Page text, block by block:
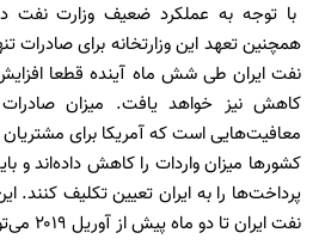
با توجه به عملکرد ضعیف وزارت
همچنین تعهد این وزارتخانه برای صادرات
نفت ایران طی شش ماه آینده قطعا
کاهش نیز خواهد یافت. میزان
معافیت‌هایی است که آمریکا برای
پرداخت‌ها را به ایران تعیین تکلیف
نفت ایران تا دو ماه پیش از آوریل ۲۰۱۹ می‌توانند از ایران نفت بخرند.